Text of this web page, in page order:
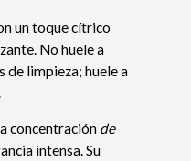
un toque cítrico
No huele a
de limpieza; huele a
concentración de
intensa.Su